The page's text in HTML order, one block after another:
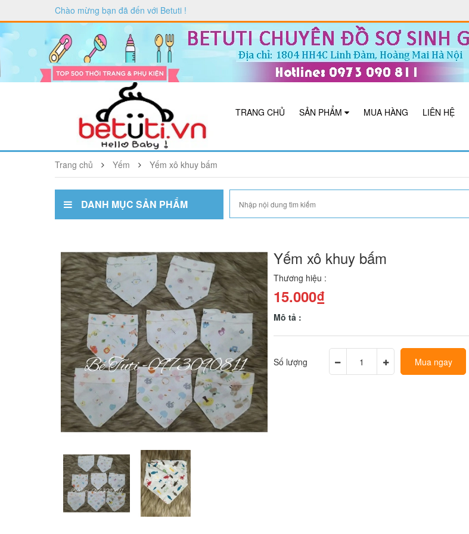
Chào mừng bạn đã đến với Betuti !
TRANG CHỦ SẢN PHẨM MUA HÀNG LIÊN HỆ
Trang chủ Yếm Yếm xô khuy bấm
DANH MỤC SẢN PHẨM
Yếm xô khuy bấm
Thương hiệu :
15.000₫
Mô tả :
Số lượng Mua ngay